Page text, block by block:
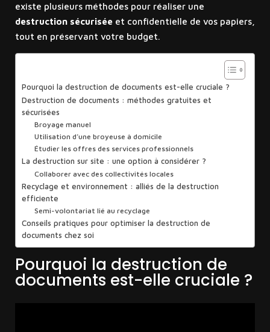
existe plusieurs méthodes pour réaliser une
destruction sécuriséeet confidentielle de vos papiers,
tout en préservant votre budget.
Pourquoi la destruction de documents est-elle cruciale ?
Destruction de documents : méthodes gratuites et
sécurisées
Broyage manuel
Utilisation d’une broyeuse à domicile
Étudier les offres des services professionnels
La destruction sur site : une option à considérer ?
Collaborer avec des collectivités locales
Recyclage et environnement : alliés de la destruction
efficiente
Semi-volontariat lié au recyclage
Conseils pratiques pour optimiser la destruction de
documents chez soi
Pourquoi la destruction de
documents est-elle cruciale ?